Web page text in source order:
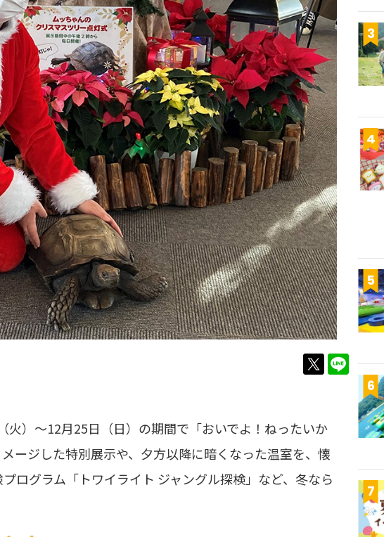
twitterLINE
）〜12月25日（日）の期間で「おいでよ！ねったいか
ージした特別展示や、夕方以降に暗くなった温室を、懐
ログラム「トワイライト ジャングル探検」など、冬なら